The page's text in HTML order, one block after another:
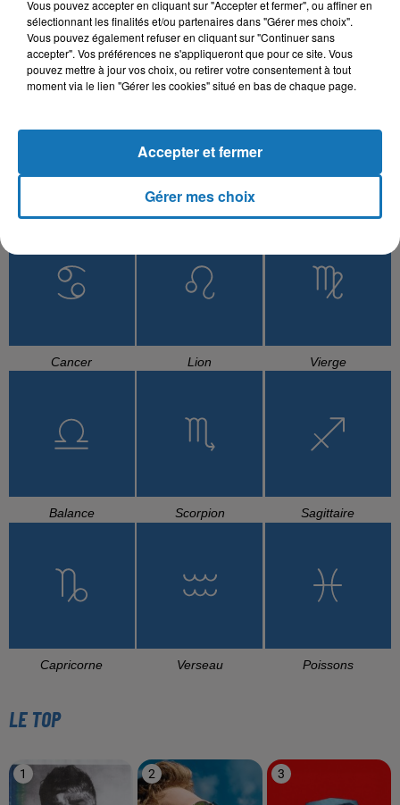
L'HOROSCOPE
Cancer Lion Vierge
Balance Scorpion Sagittaire
Capricorne Verseau Poissons
LE TOP
1 2 3
Vous pouvez accepter en cliquant sur "Accepter et fermer", ou affiner en
sélectionnant les finalités et/ou partenaires dans "Gérer mes choix".
Vous pouvez également refuser en cliquant sur "Continuer sans
accepter". Vos préférences ne s'appliqueront que pour ce site. Vous
pouvez mettre à jour vos choix, ou retirer votre consentement à tout
moment via le lien "Gérer les cookies" situé en bas de chaque page.
Gérer mes choix
Accepter et fermer